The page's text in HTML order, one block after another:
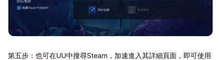
第五步：也可在UU中搜尋Steam，加速進入其詳細頁面，即可使用